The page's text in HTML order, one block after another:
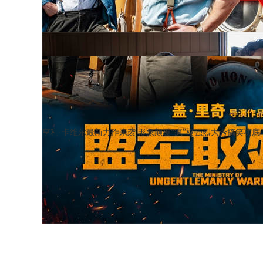
亨利·卡维尔最新力作来袭 形象颠覆“疯”格强烈大秀搞笑功底